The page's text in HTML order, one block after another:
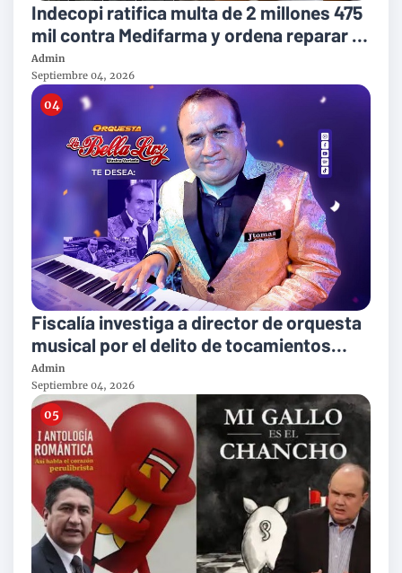
Indecopi ratifica multa de 2 millones 475
mil contra Medifarma y ordena reparar a
victimas del suero defectuoso
Admin
Septiembre 04, 2026
Fiscalía investiga a director de orquesta
musical por el delito de tocamientos
indebidos
Admin
Septiembre 04, 2026